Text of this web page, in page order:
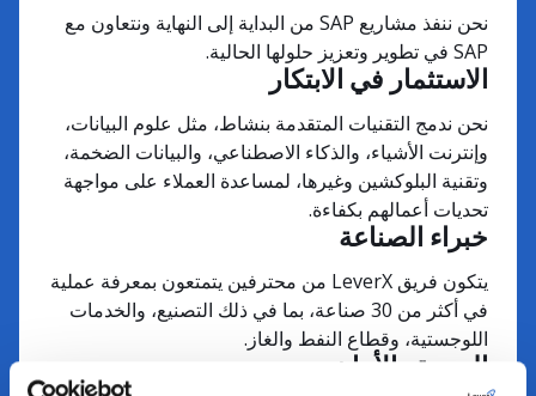
خبراء الصناعة
يتكون فريق LeverX من محترفين يتمتعون بمعرفة عملية
في أكثر من 30 صناعة، بما في ذلك التصنيع، والخدمات
اللوجستية، وقطاع النفط والغاز.
نحن ننفذ مشاريع SAP من البداية إلى النهاية ونتعاون مع
SAP في تطوير وتعزيز حلولها الحالية.
الجودة والأمان
الاستثمار في الابتكار
نحن ندمج التقنيات المتقدمة بنشاط، مثل علوم البيانات،
وإنترنت الأشياء، والذكاء الاصطناعي، والبيانات الضخمة،
وتقنية البلوكشين وغيرها، لمساعدة العملاء على مواجهة
تحديات أعمالهم بكفاءة.